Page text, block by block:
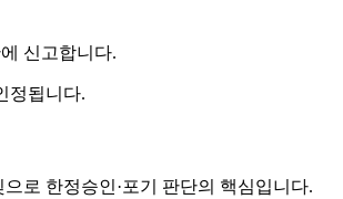
신고합니다.
정됩니다.
로 한정승인·포기 판단의 핵심입니다.